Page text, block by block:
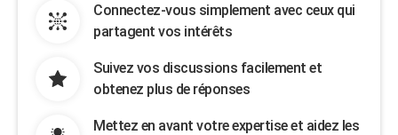
Connectez-vous simplement avec ceux qui
partagent vos intérêts
Suivez vos discussions facilement et
obtenez plus de réponses
Mettez en avant votre expertise et aidez les